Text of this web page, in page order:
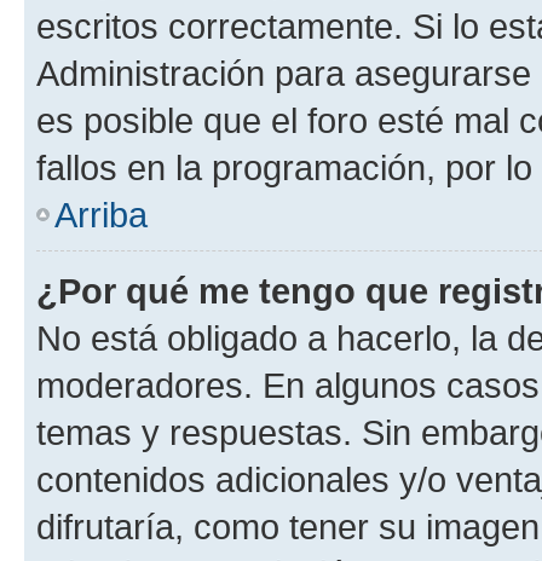
escritos correctamente. Si lo
Administración para
es posible que el foro esté mal
fallos en la programación, por
Arriba
¿Por qué me tengo que
No está obligado a hacerlo, la
moderadores. En algunos
temas y respuestas. Sin
contenidos adicionales y/o
difrutaría, como tener su